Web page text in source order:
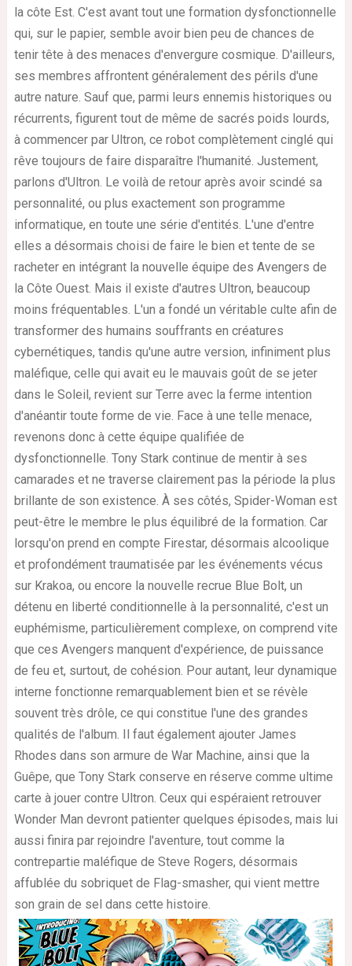
la côte Est. C'est avant tout une formation dysfonctionnelle
qui, sur le papier, semble avoir bien peu de chances de
tenir tête à des menaces d'envergure cosmique. D'ailleurs,
ses membres affrontent généralement des périls d'une
autre nature. Sauf que, parmi leurs ennemis historiques ou
récurrents, figurent tout de même de sacrés poids lourds,
à commencer par Ultron, ce robot complètement cinglé qui
rêve toujours de faire disparaître l'humanité. Justement,
parlons d'Ultron. Le voilà de retour après avoir scindé sa
personnalité, ou plus exactement son programme
informatique, en toute une série d'entités. L'une d'entre
elles a désormais choisi de faire le bien et tente de se
racheter en intégrant la nouvelle équipe des Avengers de
la Côte Ouest. Mais il existe d'autres Ultron, beaucoup
moins fréquentables. L'un a fondé un véritable culte afin de
transformer des humains souffrants en créatures
cybernétiques, tandis qu'une autre version, infiniment plus
maléfique, celle qui avait eu le mauvais goût de se jeter
dans le Soleil, revient sur Terre avec la ferme intention
d'anéantir toute forme de vie. Face à une telle menace,
revenons donc à cette équipe qualifiée de
dysfonctionnelle. Tony Stark continue de mentir à ses
camarades et ne traverse clairement pas la période la plus
brillante de son existence. À ses côtés, Spider-Woman est
peut-être le membre le plus équilibré de la formation. Car
lorsqu'on prend en compte Firestar, désormais alcoolique
et profondément traumatisée par les événements vécus
sur Krakoa, ou encore la nouvelle recrue Blue Bolt, un
détenu en liberté conditionnelle à la personnalité, c'est un
euphémisme, particulièrement complexe, on comprend vite
que ces Avengers manquent d'expérience, de puissance
de feu et, surtout, de cohésion. Pour autant, leur dynamique
interne fonctionne remarquablement bien et se révèle
souvent très drôle, ce qui constitue l'une des grandes
qualités de l'album. Il faut également ajouter James
Rhodes dans son armure de War Machine, ainsi que la
Guêpe, que Tony Stark conserve en réserve comme ultime
carte à jouer contre Ultron. Ceux qui espéraient retrouver
Wonder Man devront patienter quelques épisodes, mais lui
aussi finira par rejoindre l'aventure, tout comme la
contrepartie maléfique de Steve Rogers, désormais
affublée du sobriquet de Flag-smasher, qui vient mettre
son grain de sel dans cette histoire.